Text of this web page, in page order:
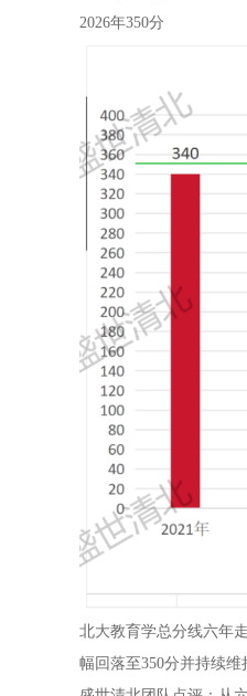
2026年350分
北大教育学总分线六年
幅回落至350分并持续维